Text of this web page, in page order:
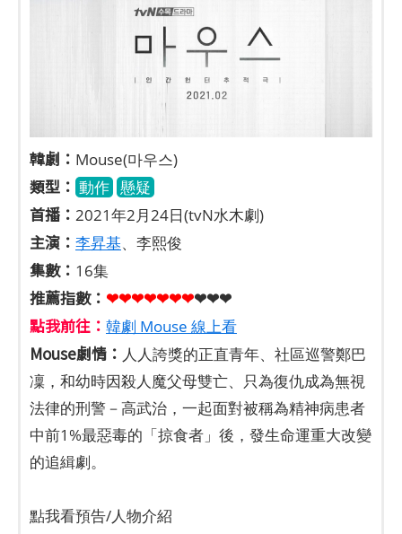
韓劇： Mouse(마우스)
類型： 動作懸疑
首播： 2021年2月24日(tvN水木劇)
主演： 李昇基、李熙俊
集數： 16集
推薦指數： ❤❤❤❤❤❤❤❤❤❤
點我前往： 韓劇 Mouse 線上看
Mouse劇情： 人人誇獎的正直青年、社區巡警鄭巴
凜，和幼時因殺人魔父母雙亡、只為復仇成為無視
法律的刑警－高武治，一起面對被稱為精神病患者
中前1%最惡毒的「掠食者」後，發生命運重大改變
的追緝劇。
點我看預告/人物介紹